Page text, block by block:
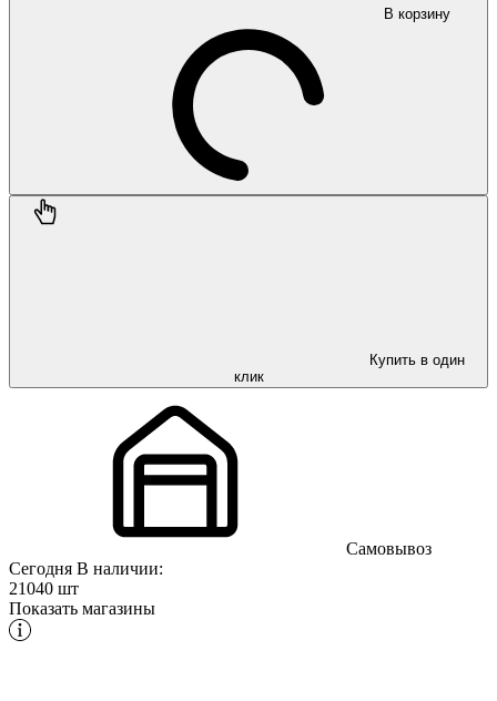
В корзину
Купить в один
клик
Самовывоз
Сегодня В наличии:
21040 шт
Показать магазины